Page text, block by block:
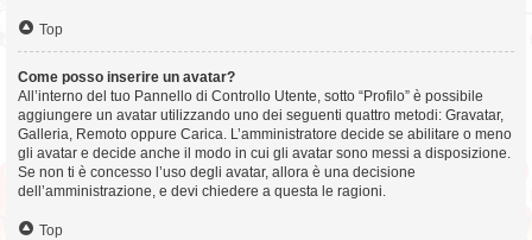
Top
Come posso inserire un avatar?
All’interno del tuo Pannello di Controllo Utente, sotto “Profilo” è possibile
aggiungere un avatar utilizzando uno dei seguenti quattro metodi: Gravatar,
Galleria, Remoto oppure Carica. L’amministratore decide se abilitare o meno
gli avatar e decide anche il modo in cui gli avatar sono messi a disposizione.
Se non ti è concesso l’uso degli avatar, allora è una decisione
dell’amministrazione, e devi chiedere a questa le ragioni.
Top